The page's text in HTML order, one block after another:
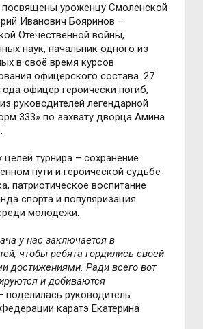
посвящены уроженцу Смоленской
Иванович Бояринов –
Отечественной войны,
наук, начальник одного из
в своё время курсов
офицерского состава. 27
офицер героически погиб,
руководителей легендарной
333» по захвату дворца Амина
турнира – сохранение
пути и героической судьбе
патриотическое воспитание
спорта и популяризация
молодёжи.
у нас заключается в
чтобы ребята гордились своей
достижениями. Ради всего вот
и добиваются
поделилась руководитель
каратэ Екатерина